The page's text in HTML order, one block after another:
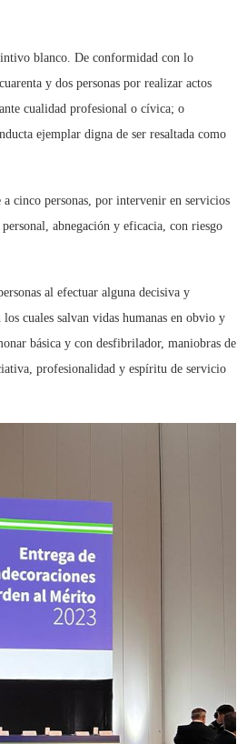
blanco. De conformidad con lo
y dos personas por realizar actos
cualidad profesional o cívica; o
ejemplar digna de ser resaltada como
cinco personas, por intervenir en servicios
abnegación y eficacia, con riesgo
al efectuar alguna decisiva y
cuales salvan vidas humanas en obvio y
básica y con desfibrilador, maniobras de
profesionalidad y espíritu de servicio